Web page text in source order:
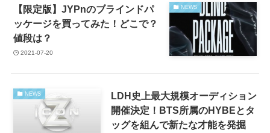
NEWS
【限定版】JYPnのブラインドパ
ッケージを買ってみた！どこで？
値段は？
2021-07-20
NEWS
LDH史上最大規模オーディション
開催決定！BTS所属のHYBEとタ
ッグを組んで新たな才能を発掘